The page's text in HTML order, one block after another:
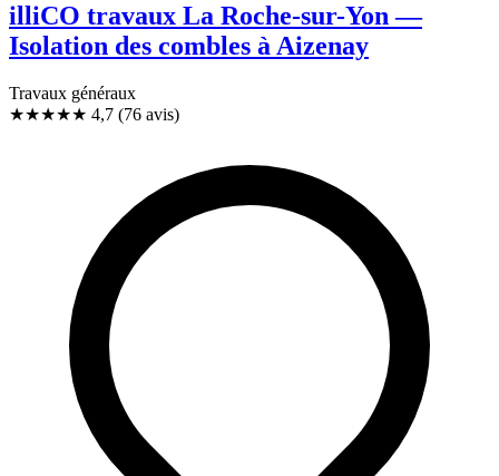
illiCO travaux La Roche-sur-Yon —
Isolation des combles à Aizenay
Travaux généraux
★★★★★ 4,7 (76 avis)